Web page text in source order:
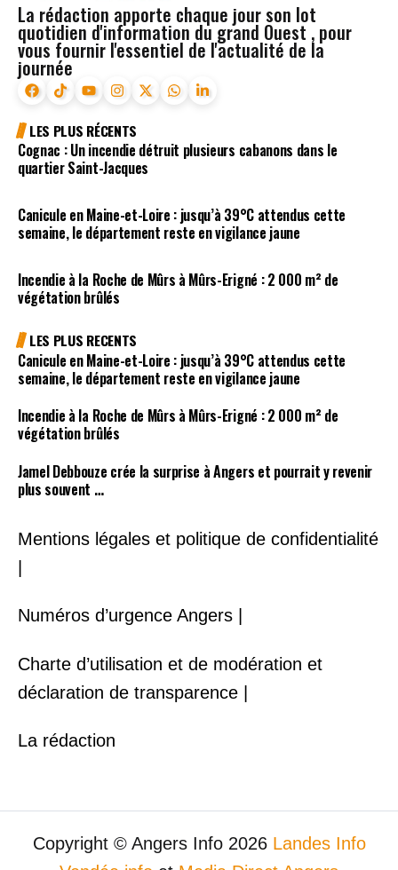
La rédaction apporte chaque jour son lot
quotidien d'information du grand Ouest , pour
vous fournir l'essentiel de l'actualité de la
journée
LES PLUS RÉCENTS
Cognac : Un incendie détruit plusieurs cabanons dans le
quartier Saint-Jacques
Canicule en Maine-et-Loire : jusqu’à 39°C attendus cette
semaine, le département reste en vigilance jaune
Incendie à la Roche de Mûrs à Mûrs-Erigné : 2 000 m² de
végétation brûlés
LES PLUS RECENTS
Canicule en Maine-et-Loire : jusqu’à 39°C attendus cette
semaine, le département reste en vigilance jaune
Incendie à la Roche de Mûrs à Mûrs-Erigné : 2 000 m² de
végétation brûlés
Jamel Debbouze crée la surprise à Angers et pourrait y revenir
plus souvent …
Mentions légales et politique de confidentialité
Numéros d’urgence Angers |
Charte d’utilisation et de modération et
déclaration de transparence |
La rédaction
Copyright © Angers Info 2026 Landes Info